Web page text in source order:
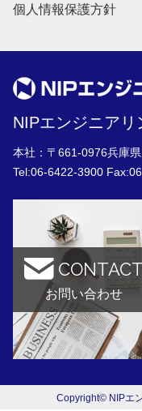
個人情報保護方針
NIPエンジニアリ
本社：〒661-0976兵庫
Tel:06-6422-3900
CONTACT
お問い合わせ
Copyright© NIPエ